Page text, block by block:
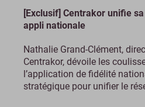
[Exclusif] Centrakor unifie
appli nationale
Nathalie Grand-Clément,
Centrakor, dévoile les
l’application de fidélité
stratégique pour unifier le